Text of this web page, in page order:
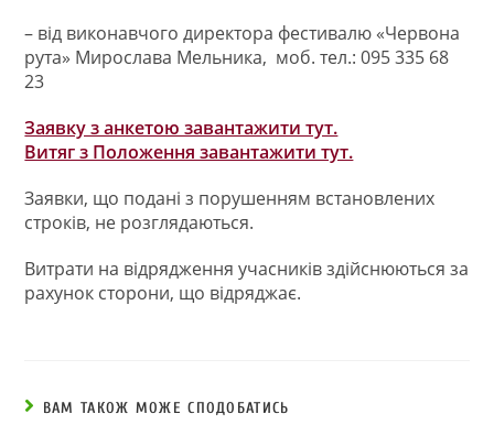
– від виконавчого директора фестивалю «Червона
рута» Мирослава Мельника, моб. тел.: 095 335 68
23
Заявку з анкетою завантажити тут.
Витяг з Положення завантажити тут.
Заявки, що подані з порушенням встановлених
строків, не розглядаються.
Витрати на відрядження учасників здійснюються за
рахунок сторони, що відряджає.
ВАМ ТАКОЖ МОЖЕ СПОДОБАТИСЬ